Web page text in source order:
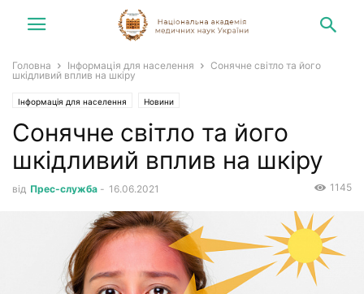
Головна Інформація для населення
Сонячне світло та його
шкідливий вплив на шкіру
Інформація для населення Новини
Сонячне світло та його
шкідливий вплив на шкіру
від Прес-служба - 16.06.2021 1145